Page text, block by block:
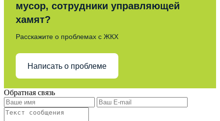
мусор, сотрудники управляющей
хамят?
Расскажите о проблемах с ЖКХ
Написать о проблеме
Обратная связь